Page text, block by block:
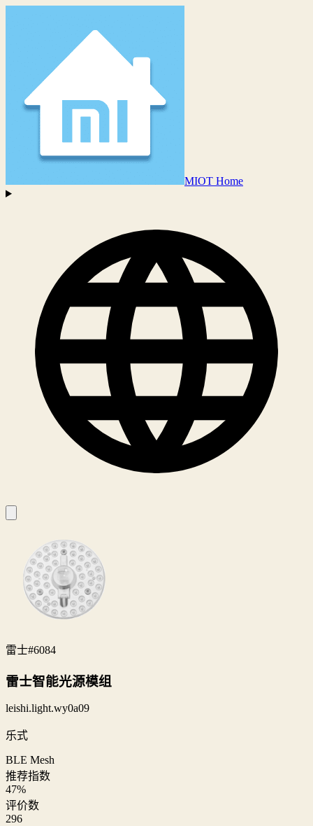
MIOT Home
雷士#6084
雷士智能光源模组
leishi.light.wy0a09
乐式
BLE Mesh
推荐指数
47%
评价数
296